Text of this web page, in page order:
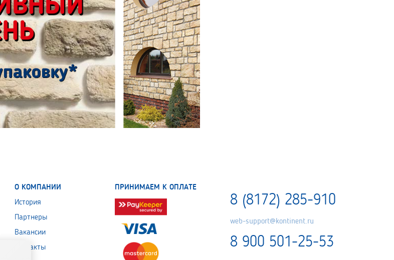
О КОМПАНИИ
История
Партнеры
Вакансии
Контакты
ПРИНИМАЕМ К ОПЛАТЕ
8 (8172) 285-910
web-support@kontinent.ru
8 900 501-25-53